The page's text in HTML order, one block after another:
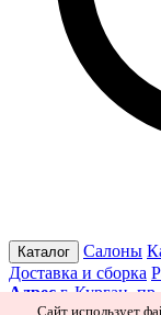
Каталог Салоны
Доставка и сборка
Адрес г. Курган,
Сайт использует